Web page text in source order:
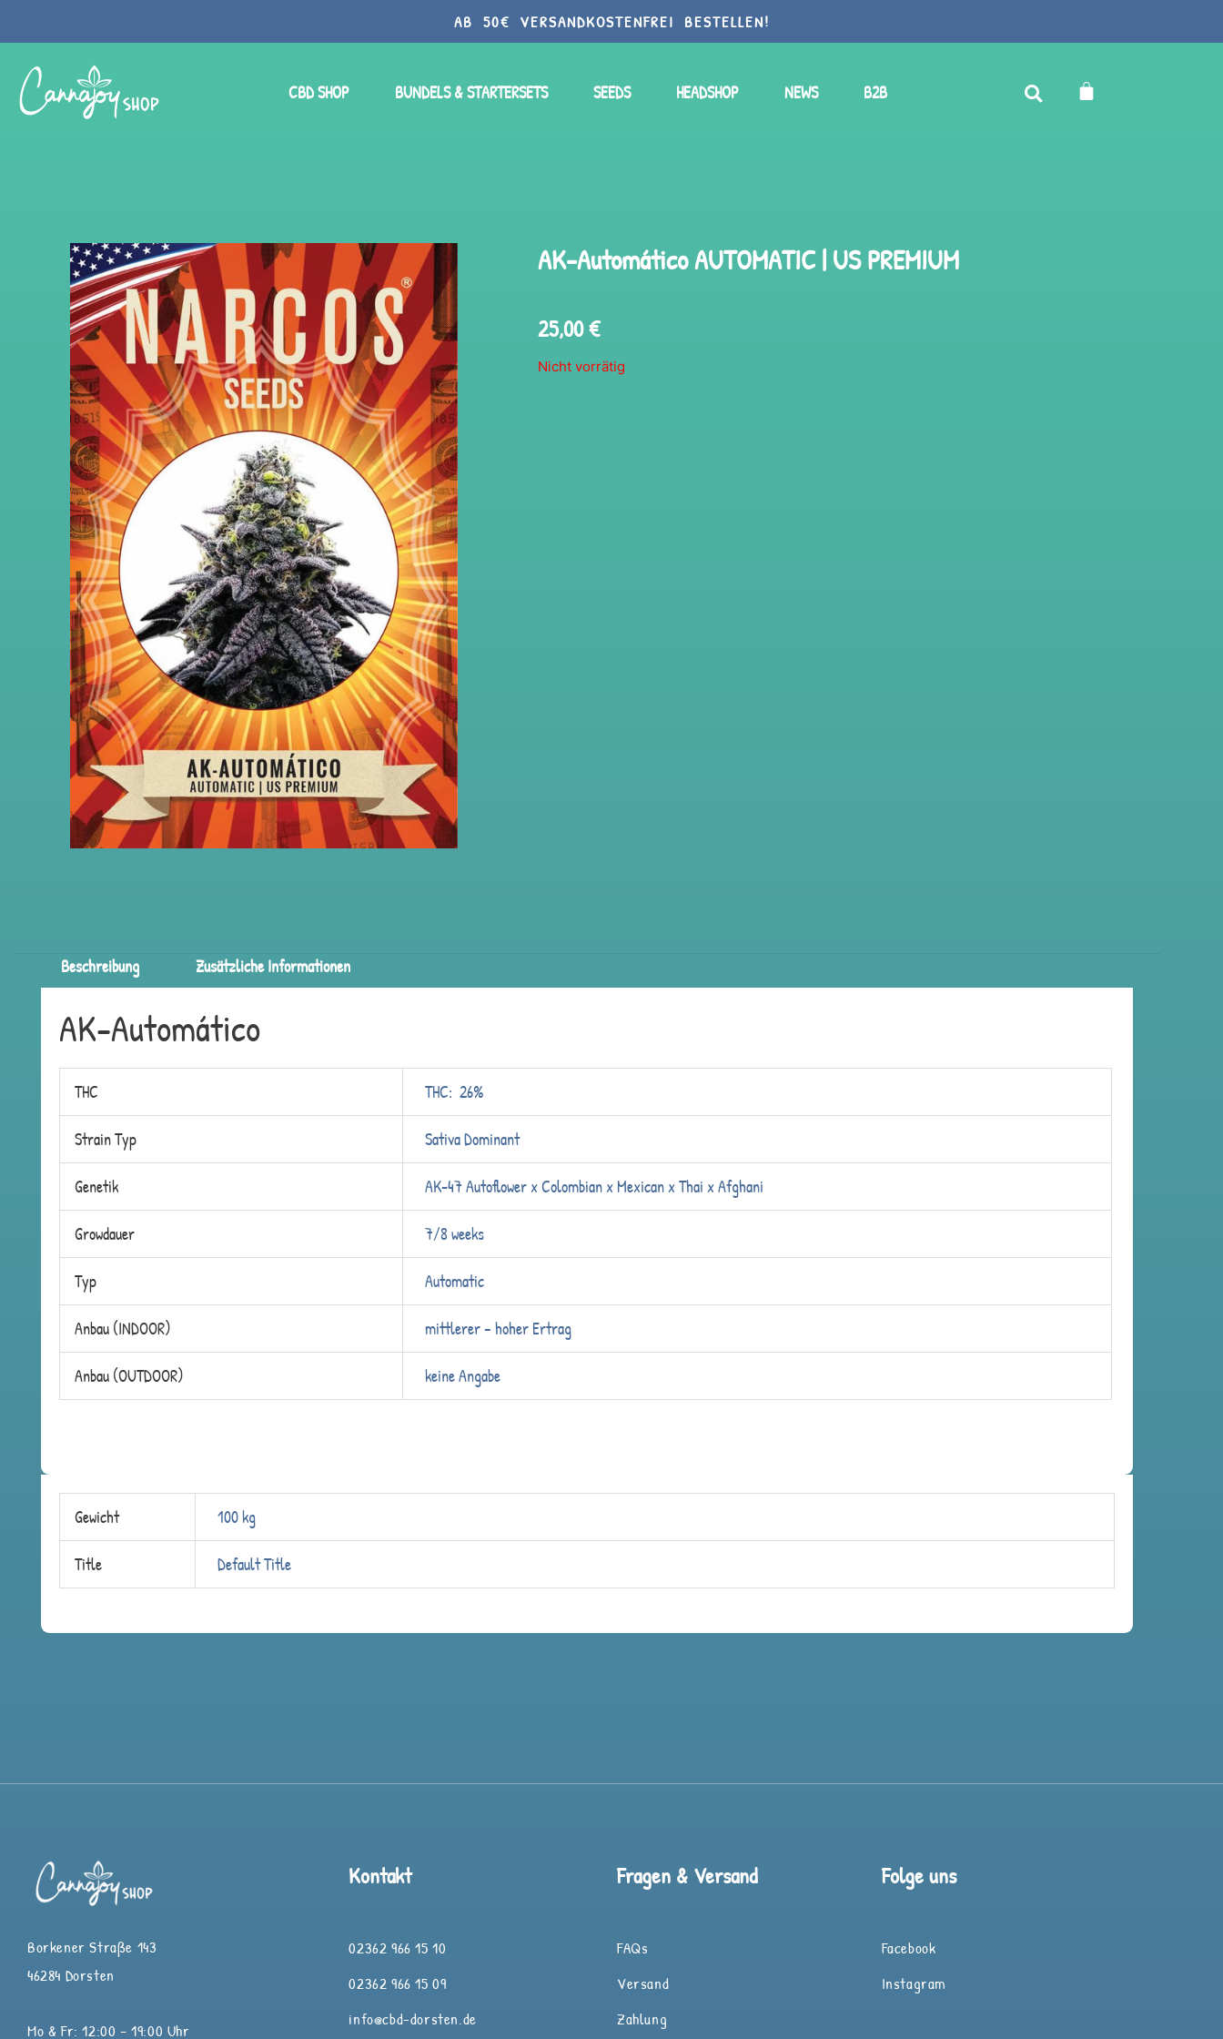
AB 50€ VERSANDKOSTENFREI BESTELLEN!
CBD SHOP BUNDELS & STARTERSETS SEEDS HEADSHOP NEWS B2B
AK-Automático AUTOMATIC | US PREMIUM
25,00€
Nicht vorrätig
Beschreibung Zusätzliche Informationen
AK-Automático
THC THC: 26%
Strain Typ Sativa Dominant
Genetik AK-47 Autoflower x Colombian x Mexican x Thai x Afghani
Growdauer 7/8 weeks
Typ Automatic
Anbau (INDOOR) mittlerer – hoher Ertrag
Anbau (OUTDOOR) keine Angabe
Gewicht 100 kg
Title Default Title
Borkener Straße 143
46284 Dorsten
Mo & Fr: 12:00 – 19:00 Uhr
Kontakt
02362 966 15 10
02362 966 15 09
info@cbd-dorsten.de
Fragen & Versand
FAQs
Versand
Zahlung
Folge uns
Facebook
Instagram